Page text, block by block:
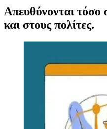
Aπευθύνονται τόσο
και στους πολίτες.